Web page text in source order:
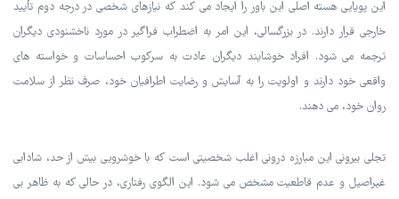
این پویایی هسته اصلی این باور را ایجاد می کند که نیازهای شخصی در درجه دوم تأیید
خارجی قرار دارند. در بزرگسالی، این امر به اضطراب فراگیر در مورد ناخشنودی دیگران
ترجمه می شود. افراد خوشایند دیگران عادت به سرکوب احساسات و خواسته های
واقعی خود دارند و اولویت را به آسایش و رضایت اطرافیان خود، صرف نظر از سلامت
روان خود، می دهند.
تجلی بیرونی این مبارزه درونی اغلب شخصیتی است که با خوشرویی بیش از حد، شادابی
غیراصیل و عدم قاطعیت مشخص می شود. این الگوی رفتاری، در حالی که به ظاهر بی